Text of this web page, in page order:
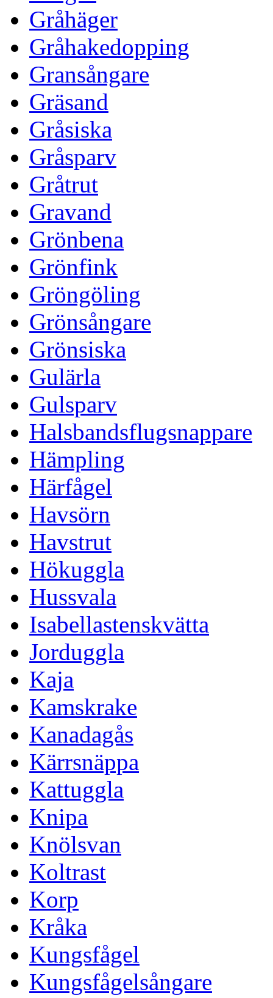
Gråhäger
Gråhakedopping
Gransångare
Gräsand
Gråsiska
Gråsparv
Gråtrut
Gravand
Grönbena
Grönfink
Gröngöling
Grönsångare
Grönsiska
Gulärla
Gulsparv
Halsbandsflugsnappare
Hämpling
Härfågel
Havsörn
Havstrut
Hökuggla
Hussvala
Isabellastenskvätta
Jorduggla
Kaja
Kamskrake
Kanadagås
Kärrsnäppa
Kattuggla
Knipa
Knölsvan
Koltrast
Korp
Kråka
Kungsfågel
Kungsfågelsångare